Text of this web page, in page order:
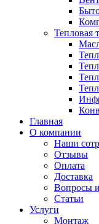
Тепловая
Главная
О компании
Наши
Отзывы
Оплата
Доставка
Вопросы
Статьи
Услуги
Монтаж